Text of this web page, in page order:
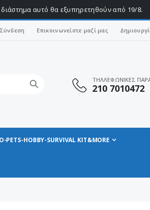
διάστημα αυτό θα εξυπηρετηθούν από 19/8.
Σύνδεση Επικοινωνείστε μαζί μας
ΤΗΛΛΕΦΩΝΙΚΕΣ
210 7010472
PETS-HOBBY-SURVIVAL KIT&MORE